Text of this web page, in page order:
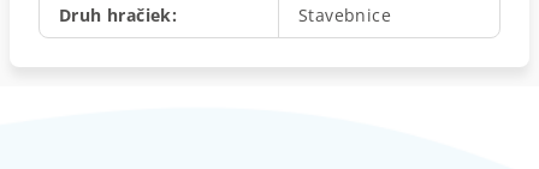
Druh hračiek: Stavebnice